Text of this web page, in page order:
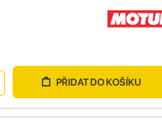
PŘIDAT DO KOŠÍKU